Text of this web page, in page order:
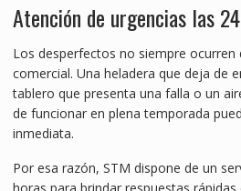
Atención de urgencias las
Los desperfectos no siempre
comercial. Una heladera que deja de
tablero que presenta una falla o un
de funcionar en plena temporada
inmediata.
Por esa razón, STM dispone de un